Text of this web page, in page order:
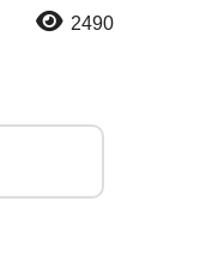
2490